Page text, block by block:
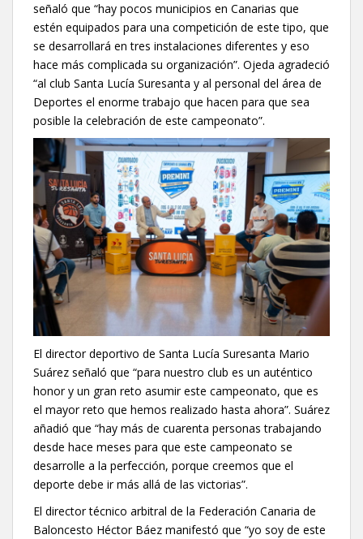
señaló que “hay pocos municipios en Canarias que
estén equipados para una competición de este tipo, que
se desarrollará en tres instalaciones diferentes y eso
hace más complicada su organización”. Ojeda agradeció
“al club Santa Lucía Suresanta y al personal del área de
Deportes el enorme trabajo que hacen para que sea
posible la celebración de este campeonato”.
El director deportivo de Santa Lucía Suresanta Mario
Suárez señaló que “para nuestro club es un auténtico
honor y un gran reto asumir este campeonato, que es
el mayor reto que hemos realizado hasta ahora”. Suárez
añadió que “hay más de cuarenta personas trabajando
desde hace meses para que este campeonato se
desarrolle a la perfección, porque creemos que el
deporte debe ir más allá de las victorias”.
El director técnico arbitral de la Federación Canaria de
Baloncesto Héctor Báez manifestó que “yo soy de este